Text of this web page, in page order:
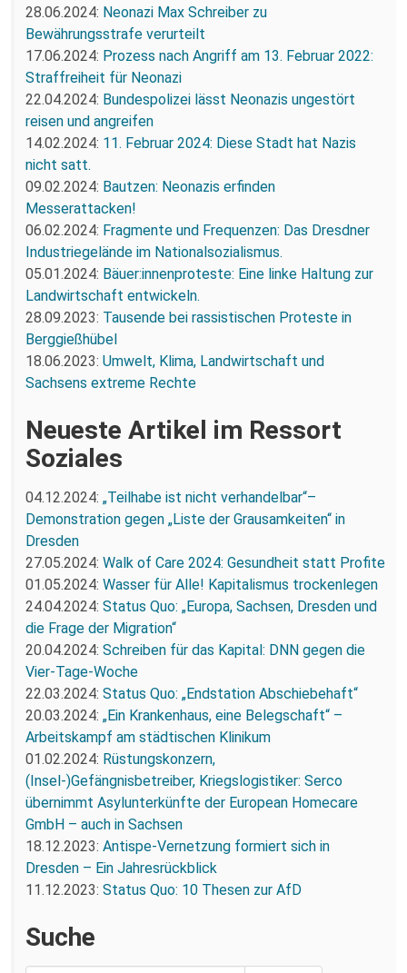
28.06.2024: Neonazi Max Schreiber zu
Bewährungsstrafe verurteilt
17.06.2024: Prozess nach Angriff am 13. Februar 2022:
Straffreiheit für Neonazi
22.04.2024: Bundespolizei lässt Neonazis ungestört
reisen und angreifen
14.02.2024: 11. Februar 2024: Diese Stadt hat Nazis
nicht satt.
09.02.2024: Bautzen: Neonazis erfinden
Messerattacken!
06.02.2024: Fragmente und Frequenzen: Das Dresdner
Industriegelände im Nationalsozialismus.
05.01.2024: Bäuer:innenproteste: Eine linke Haltung zur
Landwirtschaft entwickeln.
28.09.2023: Tausende bei rassistischen Proteste in
Berggießhübel
18.06.2023: Umwelt, Klima, Landwirtschaft und
Sachsens extreme Rechte
Neueste Artikel im Ressort
Soziales
04.12.2024: „Teilhabe ist nicht verhandelbar“–
Demonstration gegen „Liste der Grausamkeiten“ in
Dresden
27.05.2024: Walk of Care 2024: Gesundheit statt Profite
01.05.2024: Wasser für Alle! Kapitalismus trockenlegen
24.04.2024: Status Quo: „Europa, Sachsen, Dresden und
die Frage der Migration“
20.04.2024: Schreiben für das Kapital: DNN gegen die
Vier-Tage-Woche
22.03.2024: Status Quo: „Endstation Abschiebehaft“
20.03.2024: „Ein Krankenhaus, eine Belegschaft“ –
Arbeitskampf am städtischen Klinikum
01.02.2024: Rüstungskonzern,
(Insel-)Gefängnisbetreiber, Kriegslogistiker: Serco
übernimmt Asylunterkünfte der European Homecare
GmbH – auch in Sachsen
18.12.2023: Antispe-Vernetzung formiert sich in
Dresden – Ein Jahresrückblick
11.12.2023: Status Quo: 10 Thesen zur AfD
Suche